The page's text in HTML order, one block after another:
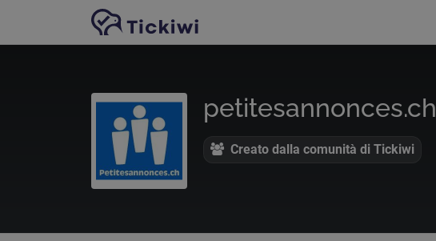
Vai al contenuto principale
petitesannonces.ch
Creato dalla comunità di Tickiwi